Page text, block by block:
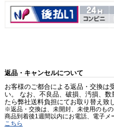
返品・キャンセルについて
お客様のご都合による返品・交換は
い。 なお、不良品、破損、汚損、
たら弊社送料負担にてお取り替え致
※返品・交換は、未開封、未使用のもの
商品到着後1週間以内にお電話、電子
こちら